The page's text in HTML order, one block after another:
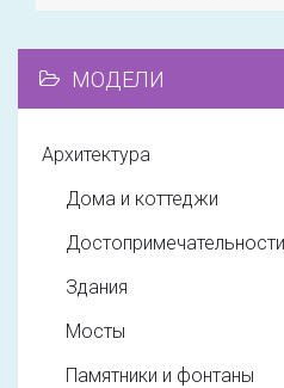
МОДЕЛИ
Архитектура
Дома и коттеджи
Достопримечательности
Здания
Мосты
Памятники и фонтаны